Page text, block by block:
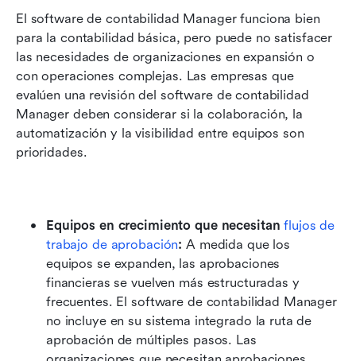
El software de contabilidad Manager funciona bien
para la contabilidad básica, pero puede no satisfacer
las necesidades de organizaciones en expansión o
con operaciones complejas. Las empresas que
evalúen una revisión del software de contabilidad
Manager deben considerar si la colaboración, la
automatización y la visibilidad entre equipos son
prioridades.
Equipos en crecimiento que necesitan flujos de
trabajo de aprobación: A medida que los
equipos se expanden, las aprobaciones
financieras se vuelven más estructuradas y
frecuentes. El software de contabilidad Manager
no incluye en su sistema integrado la ruta de
aprobación de múltiples pasos. Las